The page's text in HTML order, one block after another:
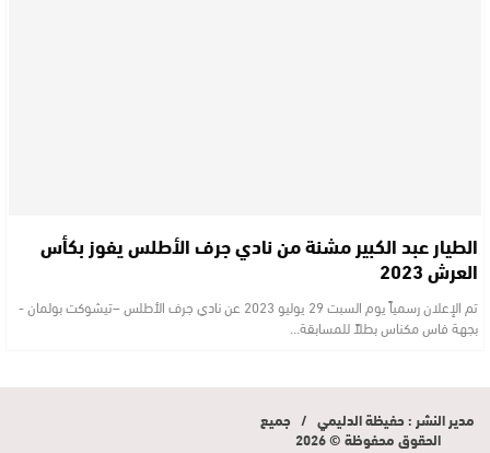
الطيار عبد الكبير مشنة من نادي جرف الأطلس يفوز بكأس
العرش 2023
تم الإعلان رسمياً يوم السبت 29 يوليو 2023 عن نادي جرف الأطلس –تيشوكت بولمان -
بجهة فاس مكناس بطلاً للمسابقة…
مدير النشر : حفيظة الدليمي / جميع
الحقوق محفوظة © 2026